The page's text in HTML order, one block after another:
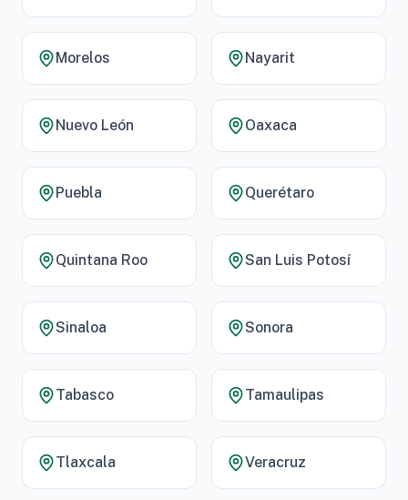
Morelos Nayarit
Nuevo León Oaxaca
Puebla Querétaro
Quintana Roo San Luis Potosí
Sinaloa Sonora
Tabasco Tamaulipas
Tlaxcala Veracruz